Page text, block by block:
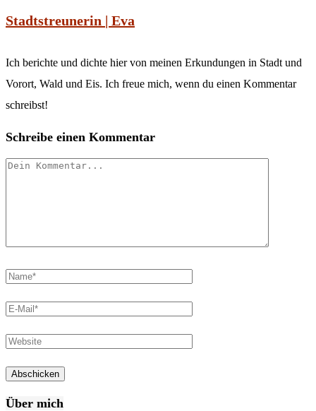
Stadtstreunerin | Eva
Ich berichte und dichte hier von meinen Erkundungen in Stadt und
Vorort, Wald und Eis. Ich freue mich, wenn du einen Kommentar
schreibst!
Schreibe einen Kommentar
Über mich